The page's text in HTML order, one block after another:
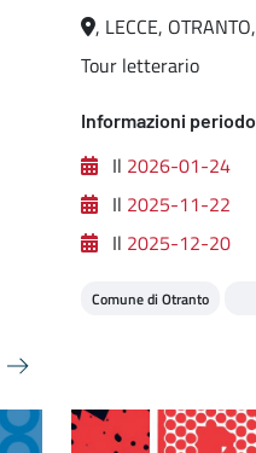
, LECCE, OTRANTO,
Tour letterario
Informazioni periodo
Il 2026-01-24
Il 2025-11-22
Il 2025-12-20
Comune di Otranto